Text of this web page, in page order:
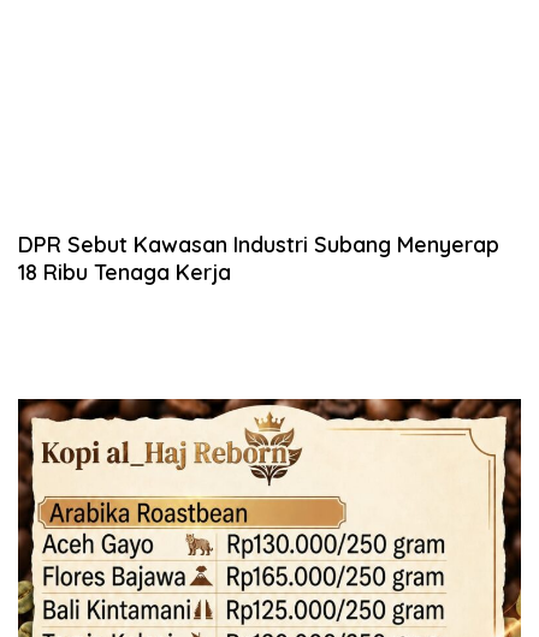
DPR Sebut Kawasan Industri Subang Menyerap
18 Ribu Tenaga Kerja